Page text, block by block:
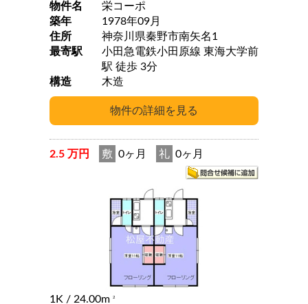
物件名
栄コーポ
築年
1978年09月
住所
神奈川県秦野市南矢名1
最寄駅
小田急電鉄小田原線 東海大学前
駅 徒歩 3分
構造
木造
2.5 万円 敷 0ヶ月 礼 0ヶ月
1K / 24.00m 2